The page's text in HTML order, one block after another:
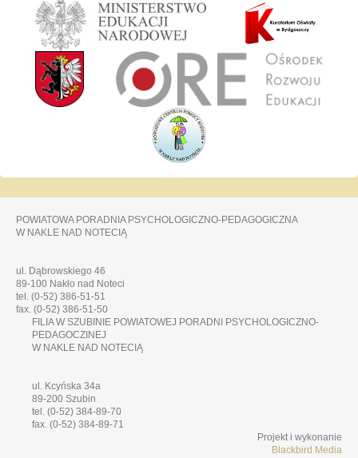
POWIATOWA PORADNIA PSYCHOLOGICZNO-PEDAGOGICZNA
W NAKLE NAD NOTECIĄ
ul. Dąbrowskiego 46
89-100 Nakło nad Noteci
tel. (0-52) 386-51-51
fax. (0-52) 386-51-50
FILIA W SZUBINIE POWIATOWEJ PORADNI PSYCHOLOGICZNO-
PEDAGOCZINEJ
W NAKLE NAD NOTECIĄ
ul. Kcyńska 34a
89-200 Szubin
tel. (0-52) 384-89-70
fax. (0-52) 384-89-71
Projekt i wykonanie
Blackbird Media